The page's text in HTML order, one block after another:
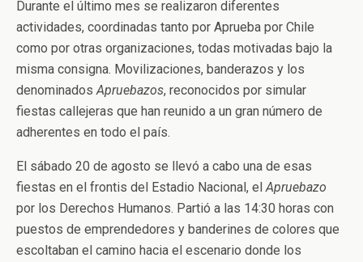
Durante el último mes se realizaron diferentes
actividades, coordinadas tanto por Aprueba por Chile
como por otras organizaciones, todas motivadas bajo la
misma consigna. Movilizaciones, banderazos y los
denominadosApruebazos, reconocidos por simular
fiestas callejeras que han reunido a un gran número de
adherentes en todo el país.
El sábado 20 de agosto se llevó a cabo una de esas
fiestas en el frontis del Estadio Nacional, elApruebazo
por los Derechos Humanos. Partió a las 14:30 horas con
puestos de emprendedores y banderines de colores que
escoltaban el camino hacia el escenario donde los